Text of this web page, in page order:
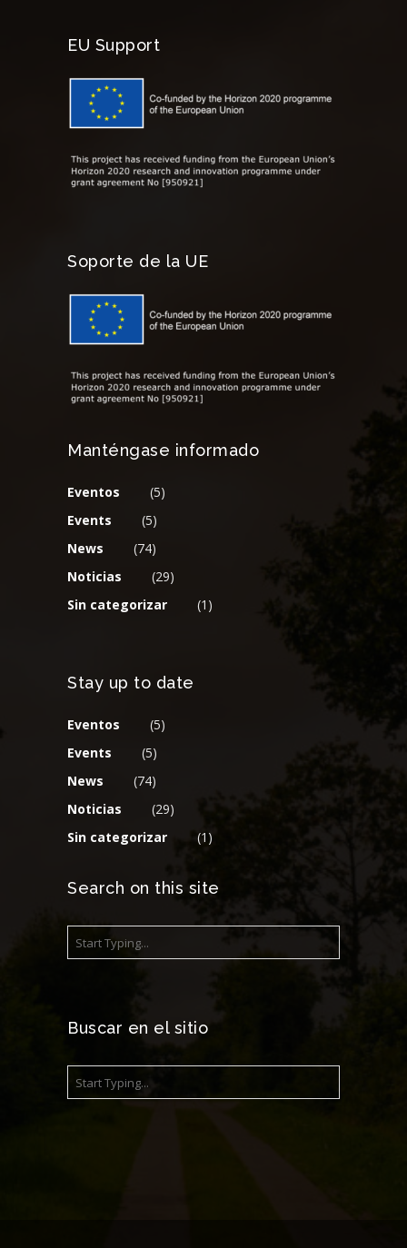
EU Support
Soporte de la UE
Manténgase informado
Eventos
(5)
Events
(5)
News
(74)
Noticias
(29)
Sin categorizar
(1)
Stay up to date
Eventos
(5)
Events
(5)
News
(74)
Noticias
(29)
Sin categorizar
(1)
Search on this site
Buscar en el sitio